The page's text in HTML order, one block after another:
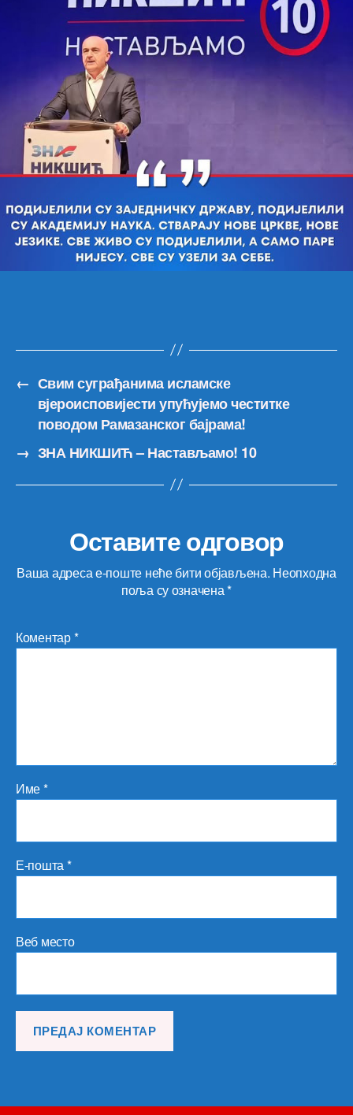
← Свим суграђанима исламске
вјероисповијести упућујемо честитке
поводом Рамазанског бајрама!
→ ЗНА НИКШИЋ – Настављамо! 10
Оставите одговор
Ваша адреса е-поште неће бити објављена. Неопходна
поља су означена*
Коментар*
Име*
Е-пошта*
Веб место